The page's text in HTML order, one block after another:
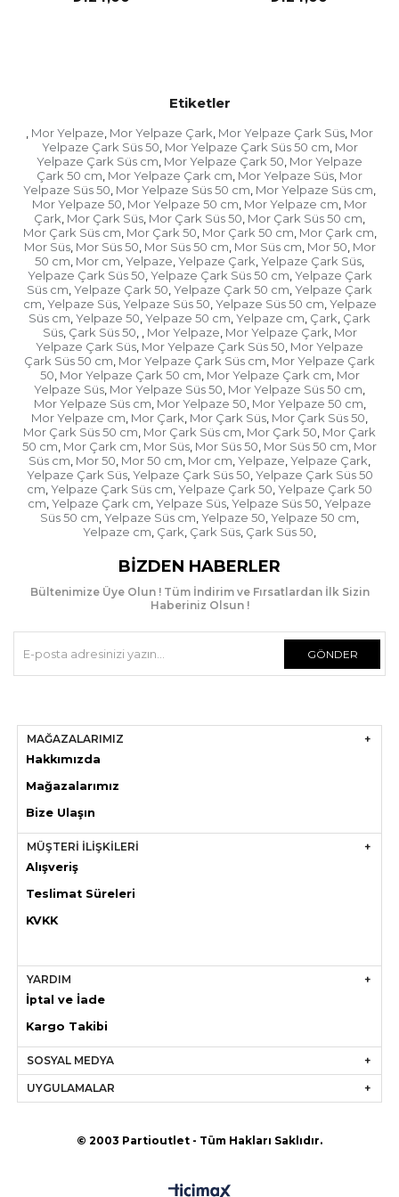
Etiketler
, Mor Yelpaze, Mor Yelpaze Çark, Mor Yelpaze Çark Süs, Mor
Yelpaze Çark Süs 50, Mor Yelpaze Çark Süs 50 cm, Mor
Yelpaze Çark Süs cm, Mor Yelpaze Çark 50, Mor Yelpaze
Çark 50 cm, Mor Yelpaze Çark cm, Mor Yelpaze Süs, Mor
Yelpaze Süs 50, Mor Yelpaze Süs 50 cm, Mor Yelpaze Süs cm,
Mor Yelpaze 50, Mor Yelpaze 50 cm, Mor Yelpaze cm, Mor
Çark, Mor Çark Süs, Mor Çark Süs 50, Mor Çark Süs 50 cm,
Mor Çark Süs cm, Mor Çark 50, Mor Çark 50 cm, Mor Çark cm,
Mor Süs, Mor Süs 50, Mor Süs 50 cm, Mor Süs cm, Mor 50, Mor
50 cm, Mor cm, Yelpaze, Yelpaze Çark, Yelpaze Çark Süs,
Yelpaze Çark Süs 50, Yelpaze Çark Süs 50 cm, Yelpaze Çark
Süs cm, Yelpaze Çark 50, Yelpaze Çark 50 cm, Yelpaze Çark
cm, Yelpaze Süs, Yelpaze Süs 50, Yelpaze Süs 50 cm, Yelpaze
Süs cm, Yelpaze 50, Yelpaze 50 cm, Yelpaze cm, Çark, Çark
Süs, Çark Süs 50, , Mor Yelpaze, Mor Yelpaze Çark, Mor
Yelpaze Çark Süs, Mor Yelpaze Çark Süs 50, Mor Yelpaze
Çark Süs 50 cm, Mor Yelpaze Çark Süs cm, Mor Yelpaze Çark
50, Mor Yelpaze Çark 50 cm, Mor Yelpaze Çark cm, Mor
Yelpaze Süs, Mor Yelpaze Süs 50, Mor Yelpaze Süs 50 cm,
Mor Yelpaze Süs cm, Mor Yelpaze 50, Mor Yelpaze 50 cm,
Mor Yelpaze cm, Mor Çark, Mor Çark Süs, Mor Çark Süs 50,
Mor Çark Süs 50 cm, Mor Çark Süs cm, Mor Çark 50, Mor Çark
50 cm, Mor Çark cm, Mor Süs, Mor Süs 50, Mor Süs 50 cm, Mor
Süs cm, Mor 50, Mor 50 cm, Mor cm, Yelpaze, Yelpaze Çark,
Yelpaze Çark Süs, Yelpaze Çark Süs 50, Yelpaze Çark Süs 50
cm, Yelpaze Çark Süs cm, Yelpaze Çark 50, Yelpaze Çark 50
cm, Yelpaze Çark cm, Yelpaze Süs, Yelpaze Süs 50, Yelpaze
Süs 50 cm, Yelpaze Süs cm, Yelpaze 50, Yelpaze 50 cm,
Yelpaze cm, Çark, Çark Süs, Çark Süs 50,
BIZDEN HABERLER
Bültenimize Üye Olun ! Tüm İndirim ve Fırsatlardan İlk Sizin
Haberiniz Olsun !
GÖNDER
MAĞAZALARIMIZ
Hakkımızda
Mağazalarımız
Bize Ulaşın
MÜŞTERİ İLİŞKİLERİ
Alışveriş
Teslimat Süreleri
KVKK
YARDIM
İptal ve İade
Kargo Takibi
SOSYAL MEDYA
UYGULAMALAR
© 2003 Partioutlet - Tüm Hakları Saklıdır.